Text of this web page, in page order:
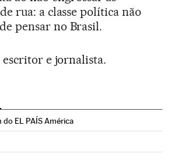
rua: a classe política não
pensar no Brasil.
escritor e jornalista.
do EL PAÍS América
en Twitter
Brasil en Instagram
País Brasil en Facebook